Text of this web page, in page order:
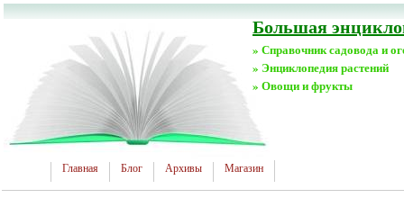
Большая
» Справочник садовода и
» Энциклопедия растений
» Овощи и фрукты
Главная Блог Архивы Магазин